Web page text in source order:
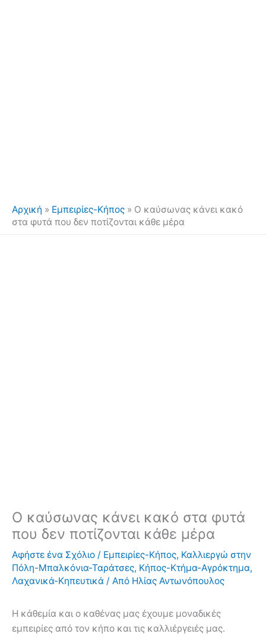
Αρχική » Εμπειρίες-Κήπος » Ο καύσωνας κάνει κακό
στα φυτά που δεν ποτίζονται κάθε μέρα
Ο καύσωνας κάνει κακό στα φυτά
που δεν ποτίζονται κάθε μέρα
Αφήστε ένα Σχόλιο / Εμπειρίες-Κήπος, Καλλιεργώ στην
Πόλη-Μπαλκόνια-Ταράτσες, Κήπος-Κτήμα-Αγρόκτημα,
Λαχανικά-Κηπευτικά / Από Ηλίας Αντωνόπουλος
Η κάθεμία και ο καθένας μας έχουμε μοναδικές
εμπειρίες από τον κήπο και τις καλλιέργειές μας.